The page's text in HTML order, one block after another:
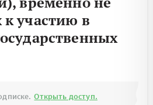
участию в
Открыть доступ.